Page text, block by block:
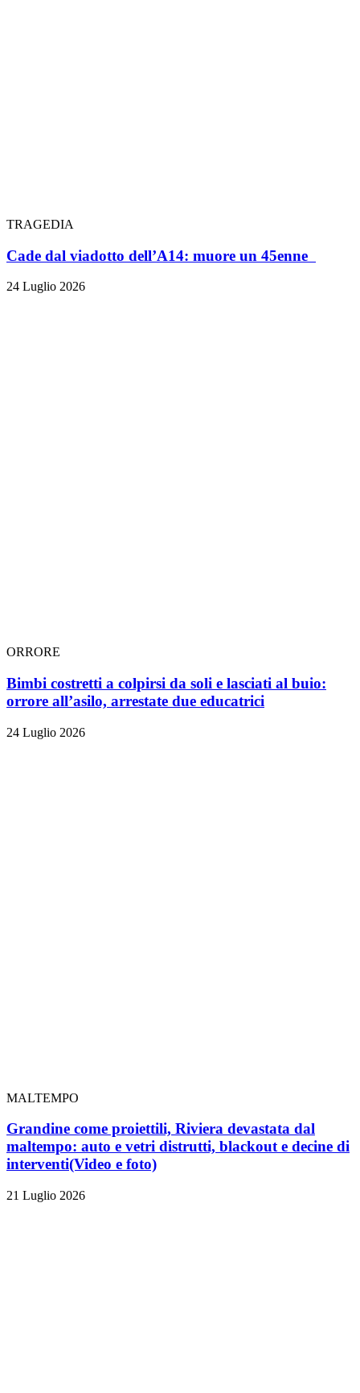
TRAGEDIA
Cade dal viadotto dell’A14: muore un 45enne
24 Luglio 2026
ORRORE
Bimbi costretti a colpirsi da soli e lasciati al buio:
orrore all’asilo, arrestate due educatrici
24 Luglio 2026
MALTEMPO
Grandine come proiettili, Riviera devastata dal
maltempo: auto e vetri distrutti, blackout e decine di
interventi(Video e foto)
21 Luglio 2026